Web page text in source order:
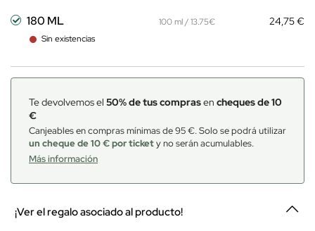
180 ML
Sin existencias
100 ml / 13.75€ 24,75 €
Te devolvemos el 50% de tus comprasen cheques de 10
€
Canjeables en compras mínimas de 95 €. Solo se podrá utilizar
un cheque de 10 € por tickety no serán acumulables.
Más información
¡Ver el regalo asociado al producto!